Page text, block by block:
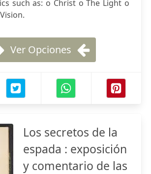
such as: o Christ o The Light o
Ver Opciones
Los secretos de la
espada : exposición
y comentario de las